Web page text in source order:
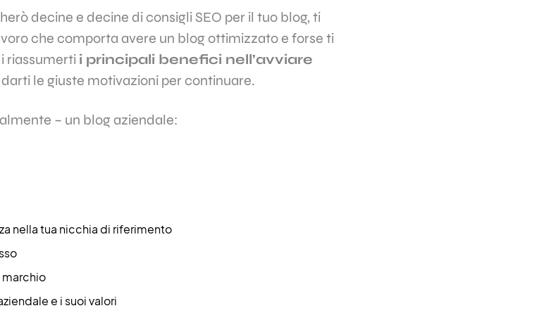
decine e decine di consigli SEO per il tuo blog, ti
che comporta avere un blog ottimizzato e forse ti
riassumerti i principali benefici nell’avviare
le giuste motivazioni per continuare.
– un blog aziendale:
nella tua nicchia di riferimento
marchio
e i suoi valori